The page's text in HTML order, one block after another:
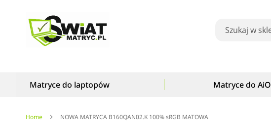
Matryce do laptopów Matryce do AiO
Home NOWA MATRYCA B160QAN02.K 100% sRGB MATOWA